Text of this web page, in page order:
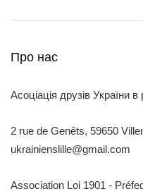
Про нас
Асоціація друзів України
2 rue de Genêts, 59650
ukrainienslille@gmail.com
Association Loi 1901 -